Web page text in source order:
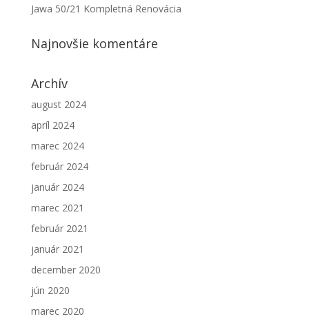
Jawa 50/21 Kompletná Renovácia
Najnovšie komentáre
Archív
august 2024
apríl 2024
marec 2024
február 2024
január 2024
marec 2021
február 2021
január 2021
december 2020
jún 2020
marec 2020
cookie nie